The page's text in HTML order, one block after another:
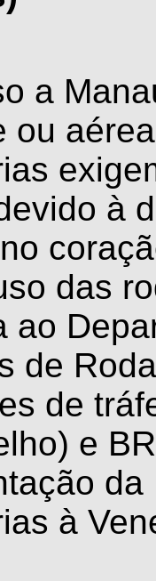
a
ou
à
das
ao
de
de
e
à